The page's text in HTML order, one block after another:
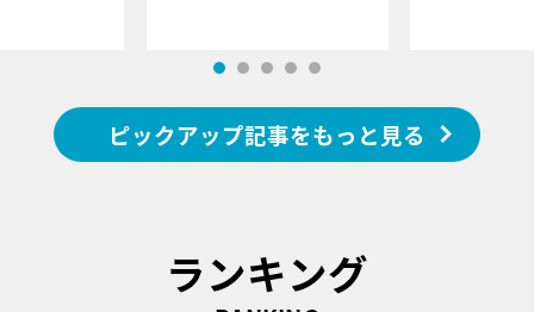
ピックアップ記事をもっと見る
ランキング